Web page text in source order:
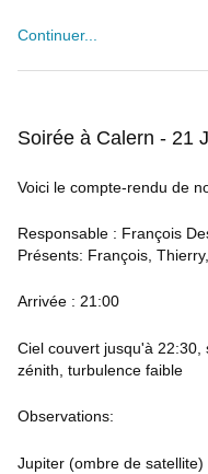
Continuer...
Soirée à Calern - 21
Voici le compte-rendu de
Responsable : François
Présents: François,
Arrivée : 21:00
Ciel couvert jusqu'à
zénith, turbulence faible
Observations:
Jupiter (ombre de satellite)